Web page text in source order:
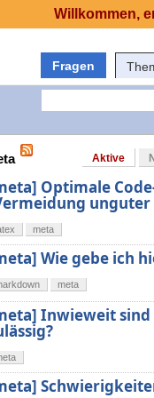
Fragen
Aktive
Optimale
unguter
meta
Wie gebe ich
meta
Inwieweit
Willkommen,